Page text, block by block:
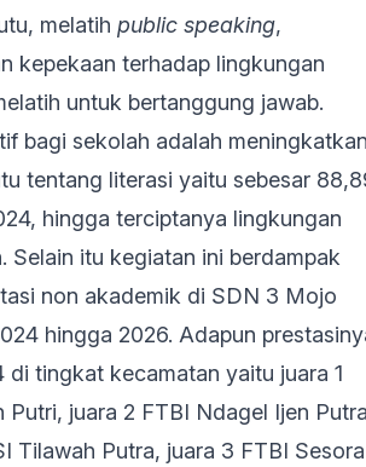
melatih public speaking,
kepekaan terhadap lingkungan
untuk bertanggung jawab.
bagi sekolah adalah
tentang literasi yaitu sebesar
hingga terciptanya lingkungan
Selain itu kegiatan ini berdampak
non akademik di SDN 3 Mojo
hingga 2026. Adapun
di tingkat kecamatan yaitu juara 1
Putri, juara 2 FTBI Ndagel Ijen
Tilawah Putra, juara 3 FTBI